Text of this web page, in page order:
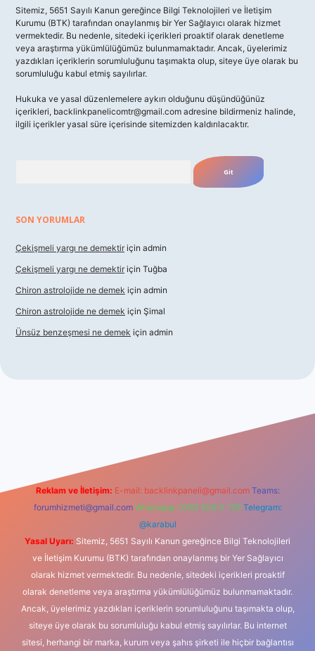
Sitemiz, 5651 Sayılı Kanun gereğince Bilgi Teknolojileri ve İletişim
Kurumu (BTK) tarafından onaylanmış bir Yer Sağlayıcı olarak hizmet
vermektedir. Bu nedenle, sitedeki içerikleri proaktif olarak denetleme
veya araştırma yükümlülüğümüz bulunmamaktadır. Ancak, üyelerimiz
yazdıkları içeriklerin sorumluluğunu taşımakta olup, siteye üye olarak bu
sorumluluğu kabul etmiş sayılırlar.
Hukuka ve yasal düzenlemelere aykırı olduğunu düşündüğünüz
içerikleri, backlinkpanelicomtr@gmail.com adresine bildirmeniz halinde,
ilgili içerikler yasal süre içerisinde sitemizden kaldırılacaktır.
SON YORUMLAR
Çekişmeli yargı ne demektir için admin
Çekişmeli yargı ne demektir için Tuğba
Chiron astrolojide ne demek için admin
Chiron astrolojide ne demek için Şimal
Ünsüz benzeşmesi ne demek için admin
Reklam ve İletişim: E-mail: backlinkpaneli@gmail.com Teams:
forumhizmeti@gmail.com Whatsapp: 0262 606 0 726 Telegram:
@karabul
Yasal Uyarı: Sitemiz, 5651 Sayılı Kanun gereğince Bilgi Teknolojileri
ve İletişim Kurumu (BTK) tarafından onaylanmış bir Yer Sağlayıcı
olarak hizmet vermektedir. Bu nedenle, sitedeki içerikleri proaktif
olarak denetleme veya araştırma yükümlülüğümüz bulunmamaktadır.
Ancak, üyelerimiz yazdıkları içeriklerin sorumluluğunu taşımakta olup,
siteye üye olarak bu sorumluluğu kabul etmiş sayılırlar. Bu internet
sitesi, herhangi bir marka, kurum veya şahıs şirketi ile hiçbir bağlantısı